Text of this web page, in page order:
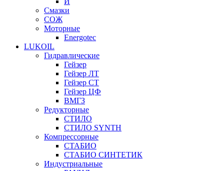
Смазки
СОЖ
Моторные
Energotec
LUKOIL
Гидравлические
Гейзер
Гейзер ЛТ
Гейзер СТ
Гейзер ЦФ
ВМГЗ
Редукторные
СТИЛО
СТИЛО SYNTH
Компрессорные
СТАБИО
СТАБИО СИНТЕТИК
Индустриальные